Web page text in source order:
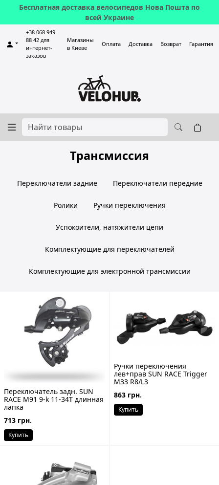
Бесплатная доставка велосипедов Нова Пошта по
всей Украине
+38 068 949
88 42 для
интернет-
заказов
Магазины
в Киеве
Оплата Доставка Возврат Гарантия
Трансмиссия
Переключатели задние Переключатели передние
Ролики Ручки переключения
Успокоители, натяжители цепи
Комплектующие для переключателей
Комплектующие для электронной трансмиссии
Переключатель задн. SUN
RACE M91 9-k 11-34T длинная
лапка
713 грн.
Купить
Ручки переключения
лев+прав SUN RACE Trigger
M33 R8/L3
863 грн.
Купить